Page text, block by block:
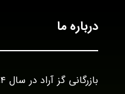
درباره ما